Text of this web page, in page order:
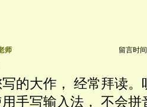
师 留言时
的大作， 经常拜读。
手写输入法， 不会拼